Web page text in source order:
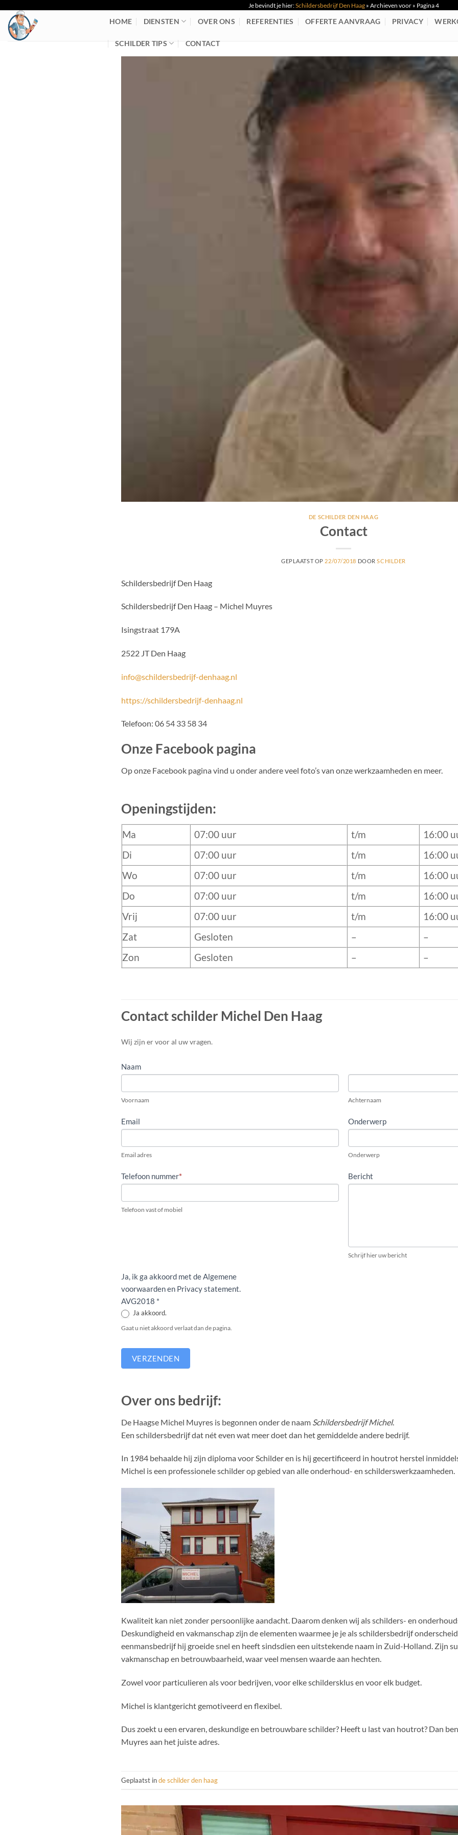
naar
inhoud
Je bevindt je hier:Schildersbedrijf Den Haag» Archieven voor» Pagina 4
HOME DIENSTEN OVER ONS REFERENTIES OFFERTE AANVRAAG PRIVACY
SCHILDER TIPS CONTACT
DE SCHILDER DEN HAAG
Contact
GEPLAATST OP 22/07/2018 DOORSCHILDER
Schildersbedrijf Den Haag
Schildersbedrijf Den Haag – Michel Muyres
Isingstraat 179A
2522 JT Den Haag
info@schildersbedrijf-denhaag.nl
https://schildersbedrijf-denhaag.nl
Telefoon: 06 54 33 58 34
Onze Facebook pagina
Op onze Facebook pagina vind u onder andere veel foto’s van onze werkzaamheden en meer.
Openingstijden:
Ma 07:00 uur t/m
16:00
Di
07:00 uur t/m
16:00
Wo
07:00 uur t/m
16:00
Do
07:00 uur t/m
16:00
Vrij
07:00 uur t/m
16:00
Zat
Gesloten –
–
Zon
Gesloten – –
Contact schilder Michel Den Haag
CONTACT
Wij zijn er voor al uw vragen.
Naam
Voornaam Achternaam
Email
Email adres
Onderwerp
Onderwerp
Telefoon nummer*
Telefoon vast of mobiel
Bericht
Schrijf hier uw bericht
Ja, ik ga akkoord met de Algemene
voorwaarden en Privacy statement.
AVG2018 *
Ja akkoord.
Gaat u niet akkoord verlaat dan de pagina.
VERZENDEN
Over ons bedrijf:
De Haagse Michel Muyres is begonnen onder de naam Schildersbedrijf Michel.
Een schildersbedrijf dat nét even wat meer doet dan het gemiddelde andere bedrijf.
In 1984 behaalde hij zijn diploma voor Schilder en is hij gecertificeerd in houtrot herstel
Michel is een professionele schilder op gebied van alle onderhoud- en schilderswerkzaamheden.
Kwaliteit kan niet zonder persoonlijke aandacht. Daarom denken wij als schilders- en
Deskundigheid en vakmanschap zijn de elementen waarmee je je als schildersbedrijf
eenmansbedrijf hij groeide snel en heeft sindsdien een uitstekende naam in Zuid-Holland. Zijn
vakmanschap en betrouwbaarheid, waar veel mensen waarde aan hechten.
Zowel voor particulieren als voor bedrijven, voor elke schildersklus en voor elk budget.
Michel is klantgericht gemotiveerd en flexibel.
Dus zoekt u een ervaren, deskundige en betrouwbare schilder? Heeft u last van houtrot? Dan
Muyres aan het juiste adres.
Geplaatst inde schilder den haag